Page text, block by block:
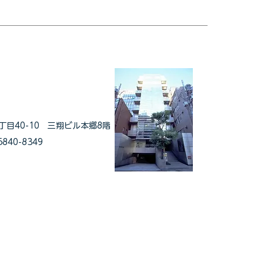
目40-10 三翔ビル本郷8階
8349